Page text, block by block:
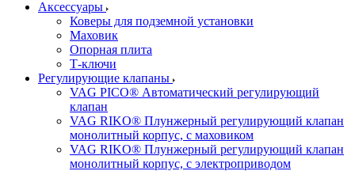
Аксессуары
Коверы для подземной установки
Маховик
Опорная плита
Т-ключи
Регулирующие клапаны
VAG PICO® Автоматический регулирующий
клапан
VAG RIKO® Плунжерный регулирующий клапан
монолитный корпус, с маховиком
VAG RIKO® Плунжерный регулирующий клапан
монолитный корпус, с электроприводом